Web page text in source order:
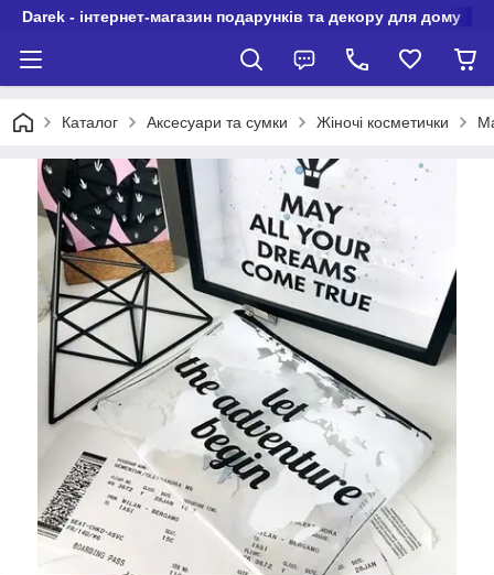
Darek - інтернет-магазин подарунків та декору для дому
Каталог Аксесуари та сумки Жіночі косметички